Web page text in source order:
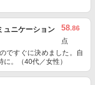
ュニケーション
58.86
点
ですぐに決めました。自
。（40代／女性）